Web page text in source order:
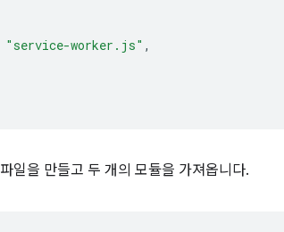
"service-worker.js" ,
파일을 만들고 두 개의 모듈을 가져옵니다.